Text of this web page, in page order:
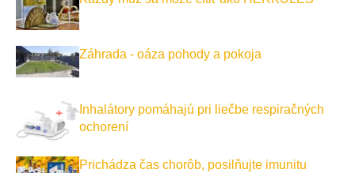
Záhrada - oáza pohody a pokoja
Inhalátory pomáhajú pri liečbe respiračných
ochorení
Prichádza čas chorôb, posilňujte imunitu